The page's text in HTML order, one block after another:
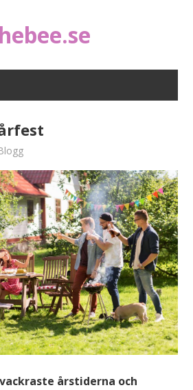
årstiderna och